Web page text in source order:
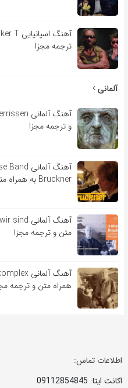
ترجمه مجزا
آلمانی
و ترجمه مجزا
Bruckner به همراه متن و ترجمه مجزا
متن و ترجمه مجزا
همراه متن و ترجمه
اطلاعات تماس:
اکانت ایتا: 09112854845